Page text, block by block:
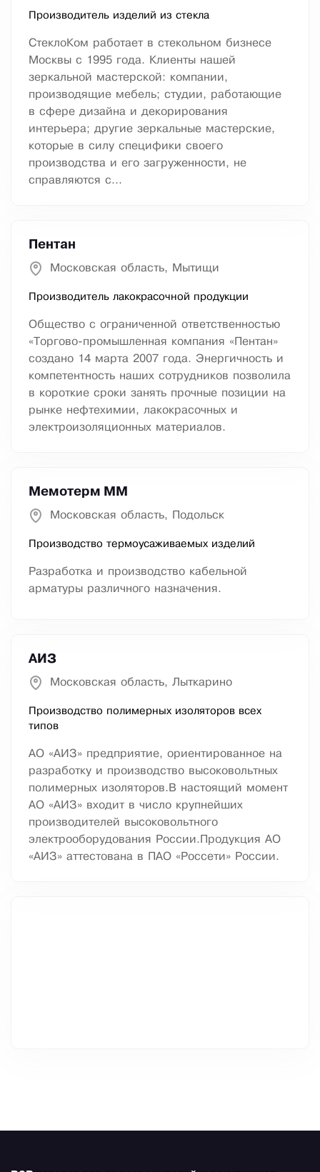
Производитель изделий из стекла
CтеклоКом работает в стекольном бизнесе
Москвы с 1995 года. Клиенты нашей
зеркальной мастерской: компании,
производящие мебель; студии, работающие
в сфере дизайна и декорирования
интерьера; другие зеркальные мастерские,
которые в силу специфики своего
производства и его загруженности, не
справляются с...
Пентан
Московская область, Мытищи
Производитель лакокрасочной продукции
Общество с ограниченной ответственностью
«Торгово-промышленная компания «Пентан»
создано 14 марта 2007 года. Энергичность и
компетентность наших сотрудников позволила
в короткие сроки занять прочные позиции на
рынке нефтехимии, лакокрасочных и
электроизоляционных материалов.
Мемотерм ММ
Московская область, Подольск
Производство термоусаживаемых изделий
Разработка и производство кабельной
арматуры различного назначения.
АИЗ
Московская область, Лыткарино
Производство полимерных изоляторов всех
типов
АО «АИЗ» предприятие, ориентированное на
разработку и производство высоковольтных
полимерных изоляторов.В настоящий момент
АО «АИЗ» входит в число крупнейших
производителей высоковольтного
электрооборудования России.Продукция АО
«АИЗ» аттестована в ПАО «Россети» России.